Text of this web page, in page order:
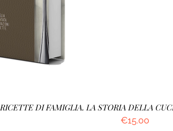
RICETTE DI FAMIGLIA. LA STORIA DELLA
€15.00